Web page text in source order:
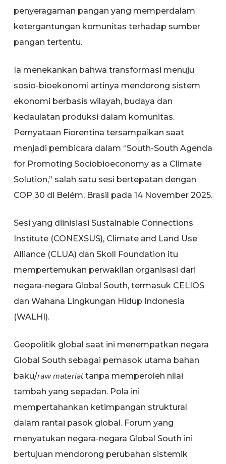
penyeragaman pangan yang memperdalam
ketergantungan komunitas terhadap sumber
pangan tertentu.
Ia menekankan bahwa transformasi menuju
sosio-bioekonomi artinya mendorong sistem
ekonomi berbasis wilayah, budaya dan
kedaulatan produksi dalam komunitas.
Pernyataan Fiorentina tersampaikan saat
menjadi pembicara dalam “South-South Agenda
for Promoting Sociobioeconomy as a Climate
Solution,” salah satu sesi bertepatan dengan
COP 30 di Belém, Brasil pada 14 November 2025.
Sesi yang diinisiasi Sustainable Connections
Institute (CONEXSUS), Climate and Land Use
Alliance (CLUA) dan Skoll Foundation itu
mempertemukan perwakilan organisasi dari
negara-negara Global South, termasuk CELIOS
dan Wahana Lingkungan Hidup Indonesia
(WALHI).
Geopolitik global saat ini menempatkan negara
Global South sebagai pemasok utama bahan
baku/raw material tanpa memperoleh nilai
tambah yang sepadan. Pola ini
mempertahankan ketimpangan struktural
dalam rantai pasok global. Forum yang
menyatukan negara-negara Global South ini
bertujuan mendorong perubahan sistemik